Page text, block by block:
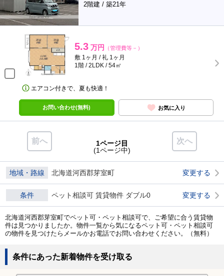
2階建 / 築21年
5.3 万円 （管理費等－）
敷 1ヶ月 / 礼 1ヶ月
1階 / 2LDK / 54㎡
エアコン付きで、夏も快適！
お問い合わせ(無料) お気に入り
前へ 次へ
1ページ目
(1ページ中)
地域・路線 北海道河西郡芽室町 変更する
条件 ペット相談可 賃貸物件 ダブル0 変更する
北海道河西郡芽室町でペット可・ペット相談可で、ご希望に合う賃貸物
件は見つかりましたか。物件一覧から気になるペット可・ペット相談可
の物件を見つけたらメールかお電話でお問い合わせください。（無料）
条件にあった新着物件を受け取る